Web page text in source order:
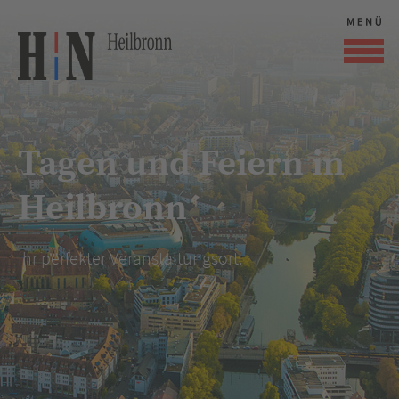
Tagen und Feiern in
Heilbronn
Ihr perfekter Veranstaltungsort.